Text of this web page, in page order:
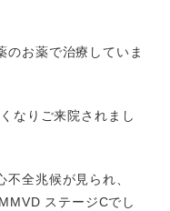
のお薬で治療していま
なりご来院されまし
全兆候が見られ、
ステージCでし